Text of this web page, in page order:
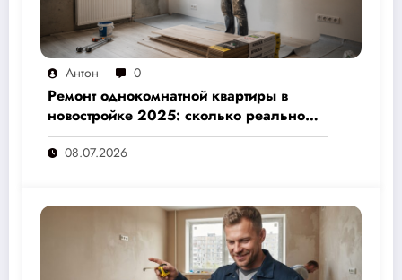
Антон 0
Ремонт однокомнатной квартиры в
новостройке 2025: сколько реально
стоит и как не переплатить — полный
расчёт от 500 000 рублей
08.07.2026